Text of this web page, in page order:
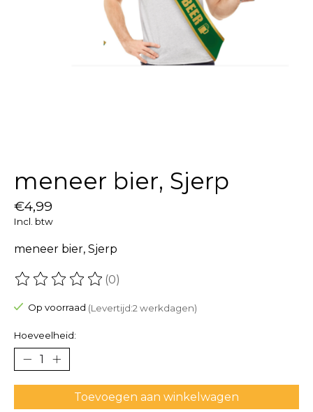
meneer bier, Sjerp
€4,99
Incl. btw
meneer bier, Sjerp
De beoordeling van dit product is
(0)
Op voorraad (Levertijd:2 werkdagen)
Hoeveelheid:
Toevoegen aan winkelwagen